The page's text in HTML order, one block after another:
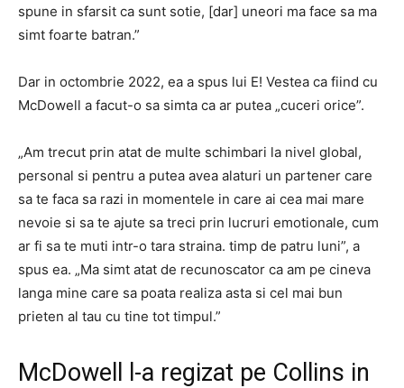
spune in sfarsit ca sunt sotie, [dar] uneori ma face sa ma
simt foarte batran.”
Dar in octombrie 2022, ea a spus lui E! Vestea ca fiind cu
McDowell a facut-o sa simta ca ar putea „cuceri orice”.
„Am trecut prin atat de multe schimbari la nivel global,
personal si pentru a putea avea alaturi un partener care
sa te faca sa razi in momentele in care ai cea mai mare
nevoie si sa te ajute sa treci prin lucruri emotionale, cum
ar fi sa te muti intr-o tara straina. timp de patru luni”, a
spus ea. „Ma simt atat de recunoscator ca am pe cineva
langa mine care sa poata realiza asta si cel mai bun
prieten al tau cu tine tot timpul.”
McDowell l-a regizat pe Collins in